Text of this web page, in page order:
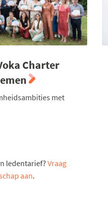
Charter
met
ledentarief?Vraag
aan.